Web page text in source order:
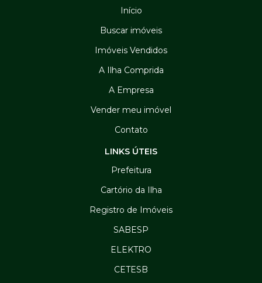
Início
Buscar imóveis
Imóveis Vendidos
A Ilha Comprida
A Empresa
Vender meu imóvel
Contato
LINKS ÚTEIS
Prefeitura
Cartório da Ilha
Registro de Imóveis
SABESP
ELEKTRO
CETESB